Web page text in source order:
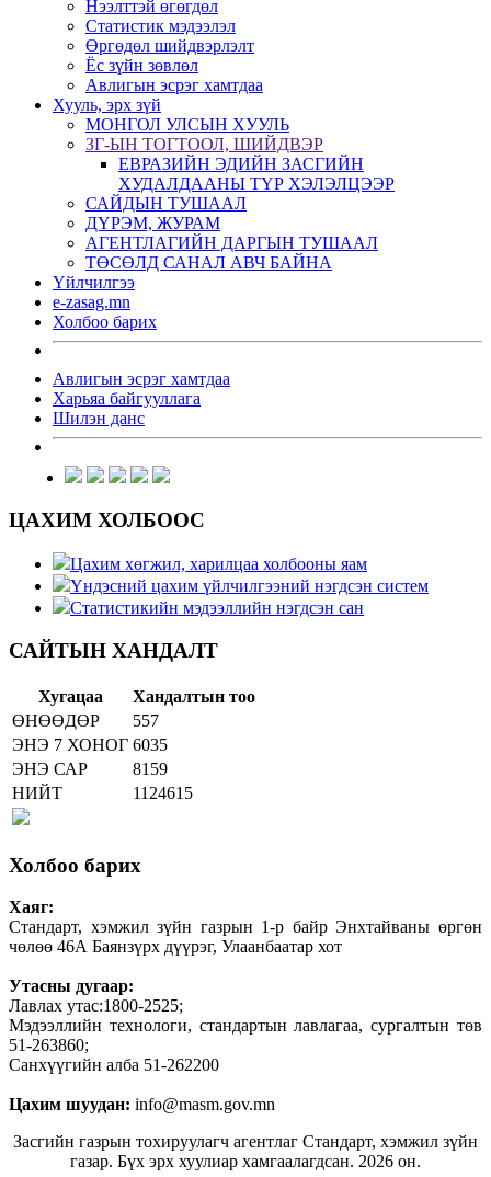
Нээлттэй өгөгдөл
Статистик мэдээлэл
Өргөдөл шийдвэрлэлт
Ёс зүйн зөвлөл
Авлигын эсрэг хамтдаа
Хууль, эрх зүй
МОНГОЛ УЛСЫН ХУУЛЬ
ЗГ-ЫН ТОГТООЛ, ШИЙДВЭР
ЕВРАЗИЙН ЭДИЙН ЗАСГИЙН
ХУДАЛДААНЫ ТҮР ХЭЛЭЛЦЭЭР
САЙДЫН ТУШААЛ
ДҮРЭМ, ЖУРАМ
АГЕНТЛАГИЙН ДАРГЫН ТУШААЛ
ТӨСӨЛД САНАЛ АВЧ БАЙНА
Үйлчилгээ
e-zasag.mn
Холбоо барих
Авлигын эсрэг хамтдаа
Харьяа байгууллага
Шилэн данс
ЦАХИМ ХОЛБООС
Цахим хөгжил, харилцаа холбооны яам
Үндэсний цахим үйлчилгээний нэгдсэн систем
Статистикийн мэдээллийн нэгдсэн сан
САЙТЫН ХАНДАЛТ
Хугацаа
Хандалтын тоо
ӨНӨӨДӨР
557
ЭНЭ 7 ХОНОГ 6035
ЭНЭ САР
8159
НИЙТ
1124615
Холбоо барих
Хаяг:
Стандарт, хэмжил зүйн газрын 1-р байр Энхтайваны өргөн
чөлөө 46А Баянзүрх дүүрэг, Улаанбаатар хот
Утасны дугаар:
Лавлах утас:1800-2525;
Мэдээллийн технологи, стандартын лавлагаа, сургалтын төв
51-263860;
Санхүүгийн алба 51-262200
Цахим шуудан: info@masm.gov.mn
Засгийн газрын тохируулагч агентлаг Стандарт, хэмжил зүйн
газар. Бүх эрх хуулиар хамгаалагдсан. 2026 он.